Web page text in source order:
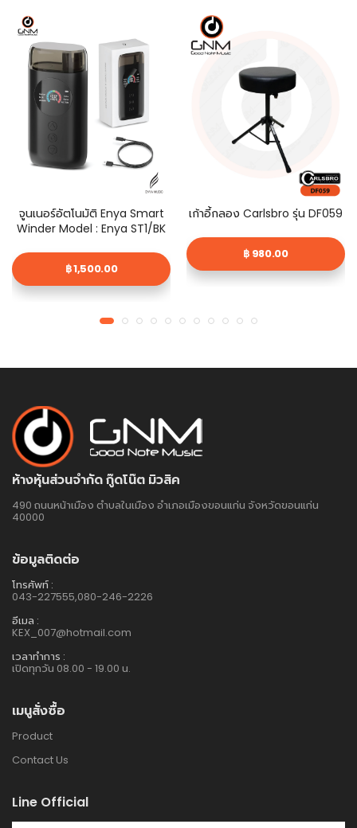
จูนเนอร์อัตโนมัติ Enya Smart
Winder Model : Enya ST1/BK
฿ 1,500.00
เก้าอี้กลอง Carlsbro รุ่น DF059
฿ 980.00
ห้างหุ้นส่วนจำกัด กู๊ดโน๊ต มิวสิค
490 ถนนหน้าเมือง ตำบลในเมือง อำเภอเมืองขอนแก่น จังหวัดขอนแก่น
40000
ข้อมูลติดต่อ
โทรศัพท์ :
043-227555,080-246-2226
อีเมล :
KEX_007@hotmail.com
เวลาทำการ :
เปิดทุกวัน 08.00 - 19.00 น.
เมนูสั่งซื้อ
Product
Contact Us
Line Official